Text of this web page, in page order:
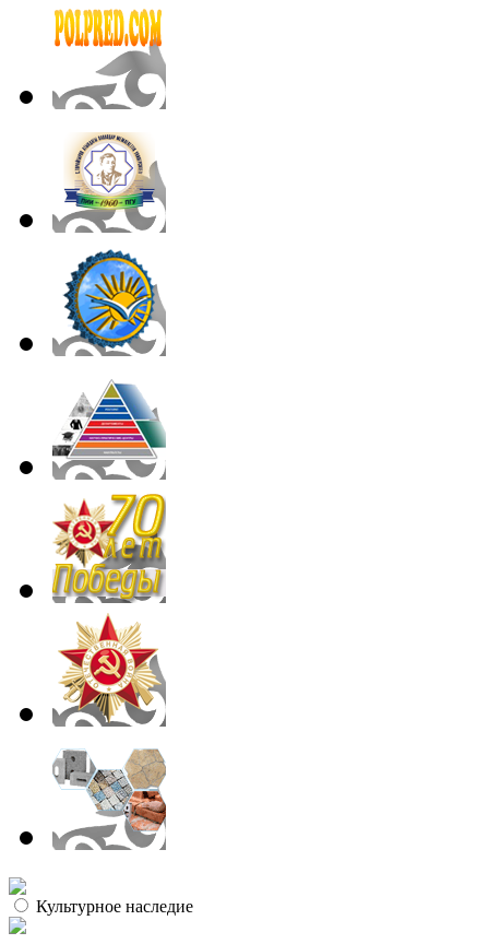
Культурное наследие